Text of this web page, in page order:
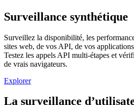
Surveillance synthétique
Surveillez la disponibilité, les
sites web, de vos API, de vos
Testez les appels API multi-étapes et
de vrais navigateurs.
Explorer
La surveillance